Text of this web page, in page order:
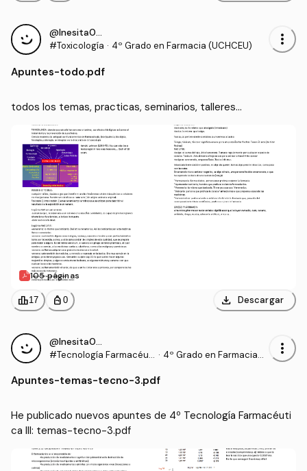
@Inesita010
#Toxicología · 4º Grado en Farmacia (UCHCEU) more_vert
Apuntes-todo.pdf
todos los temas, practicas, seminarios, talleres...
105 páginas
leaderboard17 personal_bag 0 download Descargar
@Inesita010
#Tecnología Farmacéuti · 4º Grado en Farmacia
more_vert
Apuntes-temas-tecno-3.pdf
He publicado nuevos apuntes de 4º Tecnología Farmacéuti
ca III: temas-tecno-3.pdf